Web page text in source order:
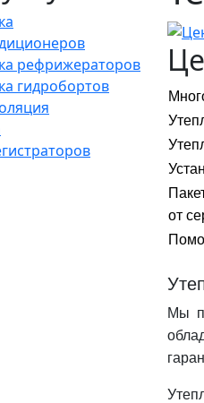
рефрижераторов
гидробортов
от
Мы